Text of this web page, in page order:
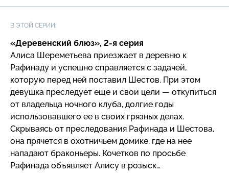
В ЭТОЙ СЕРИИ:
«Деревенский блюз», 2-я серия
Алиса Шереметьева приезжает в деревню к
Рафинаду и успешно справляется с задачей,
которую перед ней поставил Шестов. При этом
девушка преследует еще и свои цели — откупиться
от владельца ночного клуба, долгие годы
использовавшего ее в своих грязных делах.
Скрываясь от преследования Рафинада и Шестова,
она прячется в охотничьем домике, где на нее
нападают браконьеры. Кочетков по просьбе
Рафинада объявляет Алису в розыск…